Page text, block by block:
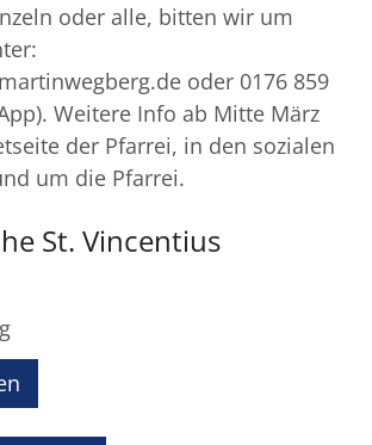
oder alle, bitten wir um
oder 0176 859
Weitere Info ab Mitte März
der Pfarrei, in den sozialen
um die Pfarrei.
St. Vincentius